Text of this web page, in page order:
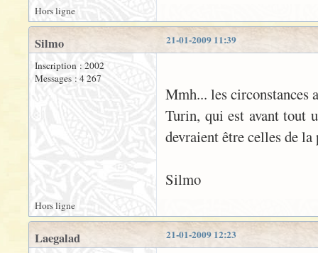
Hors ligne
21-01-2009 11:39
Silmo
Inscription : 2002
Messages : 4 267
Mmh... les circonstances
Turin, qui est avant tout
devraient être celles de
Silmo
Hors ligne
21-01-2009 12:23
Laegalad